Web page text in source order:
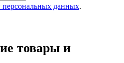
персональных данных.
товары и